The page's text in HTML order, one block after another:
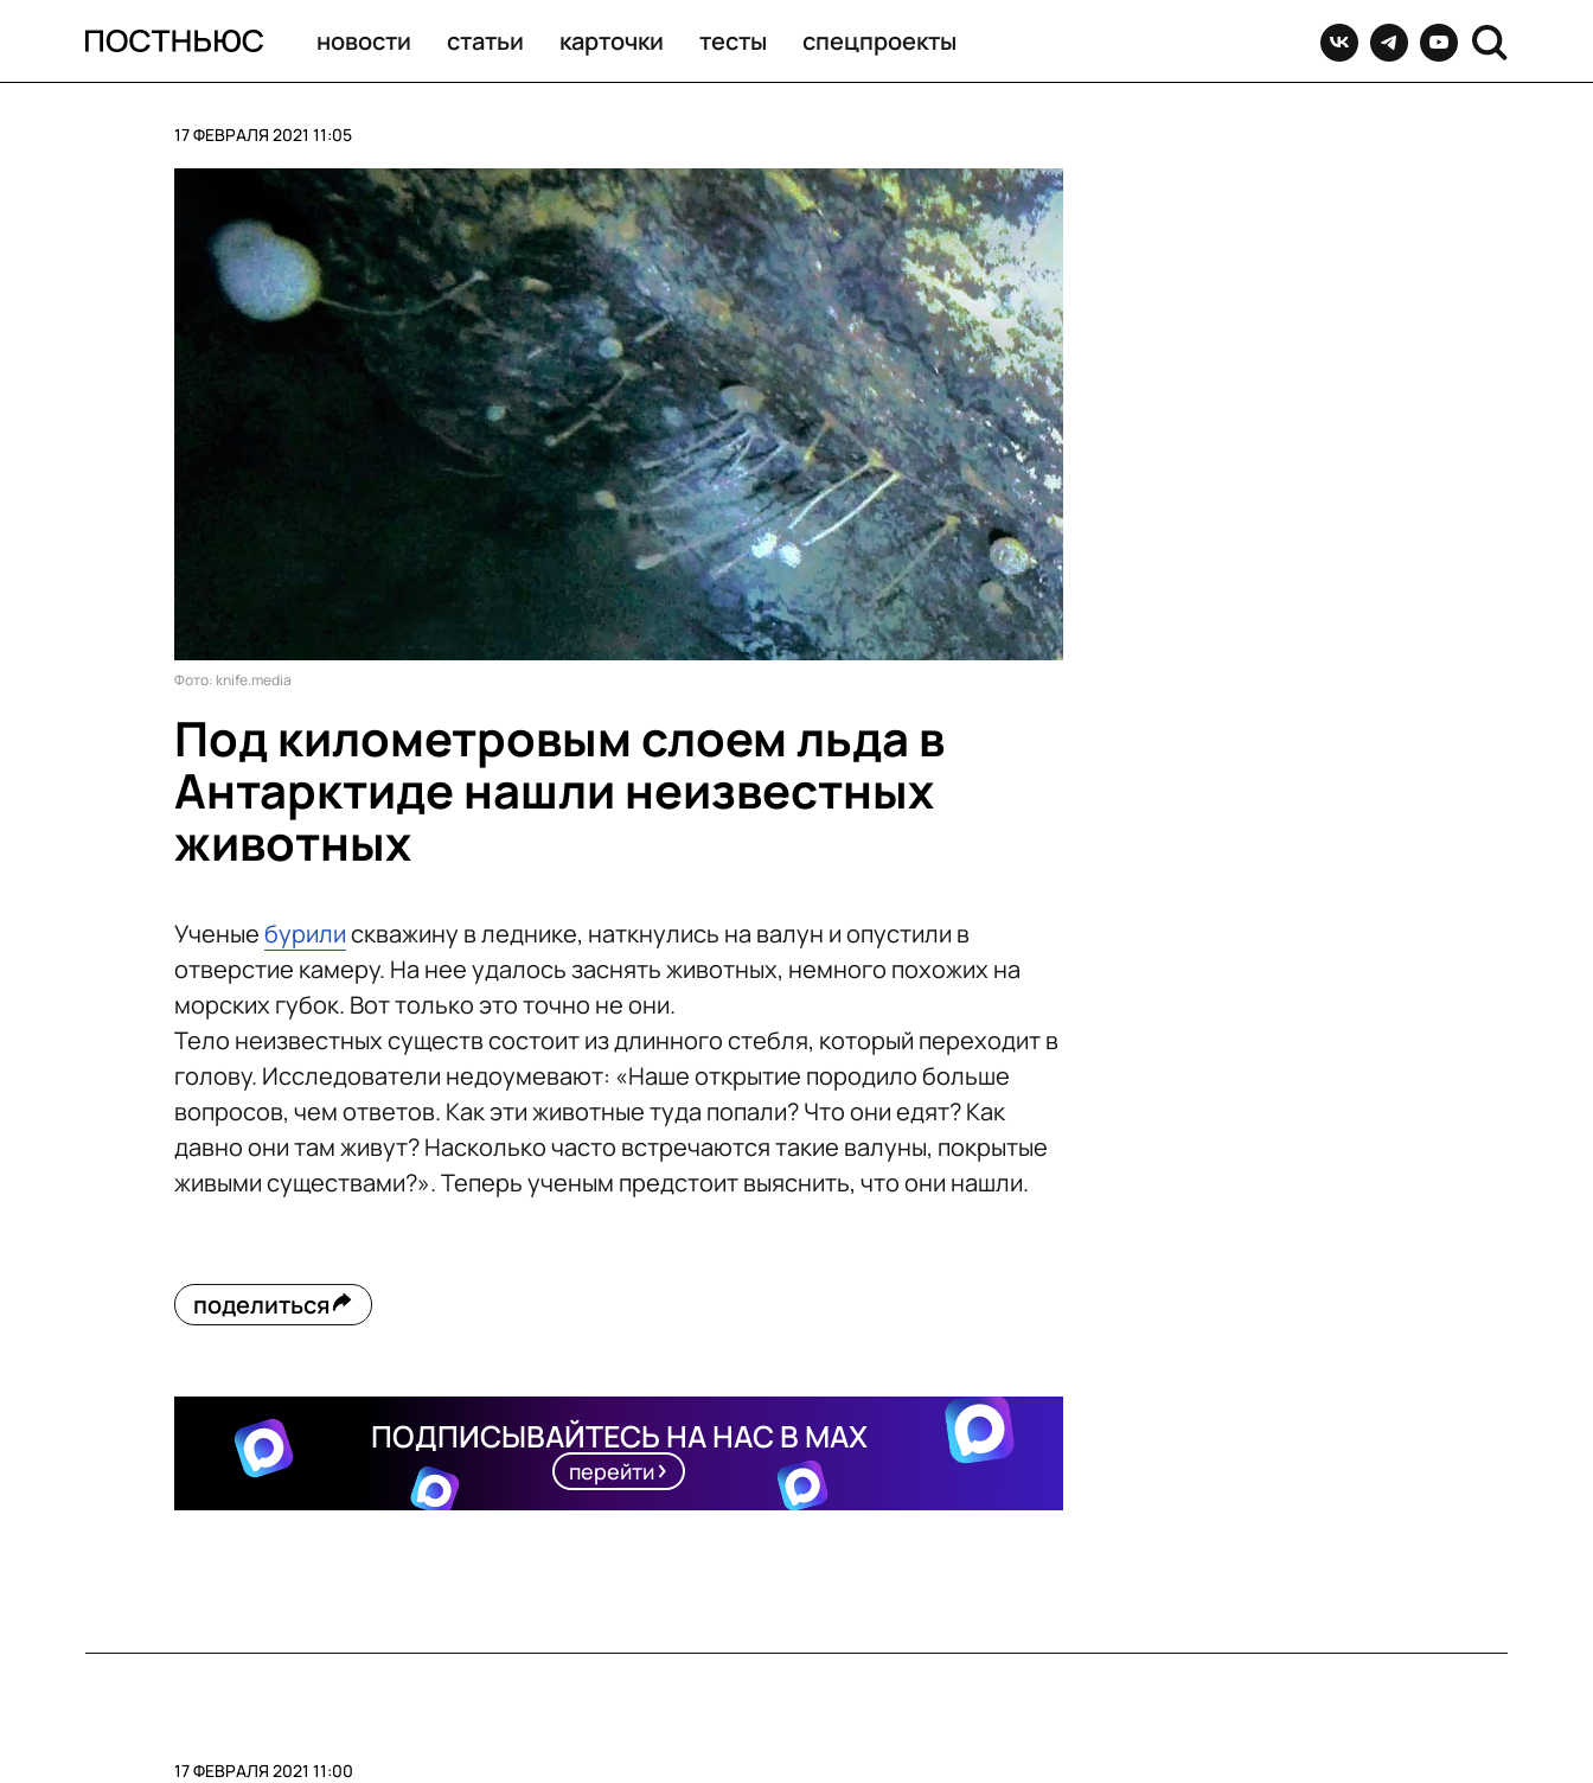
новости статьи карточки тесты спецпроекты
17 ФЕВРАЛЯ 2021 11:05
Фото: knife.media
Под километровым слоем льда в
Антарктиде нашли неизвестных
животных
Ученыебурилискважину в леднике, наткнулись на валун и опустили в
отверстие камеру. На нее удалось заснять животных, немного похожих на
морских губок. Вот только это точно не они.
Тело неизвестных существ состоит из длинного стебля, который переходит в
голову. Исследователи недоумевают: «Наше открытие породило больше
вопросов, чем ответов. Как эти животные туда попали? Что они едят? Как
давно они там живут? Насколько часто встречаются такие валуны, покрытые
живыми существами?». Теперь ученым предстоит выяснить, что они нашли.
поделиться
ПОДПИСЫВАЙТЕСЬ НА НАС В MAX
перейти
17 ФЕВРАЛЯ 2021 11:00